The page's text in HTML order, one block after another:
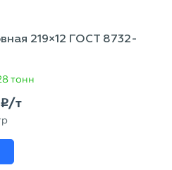
219×12 ГОСТ 8732-
тонн
p/т